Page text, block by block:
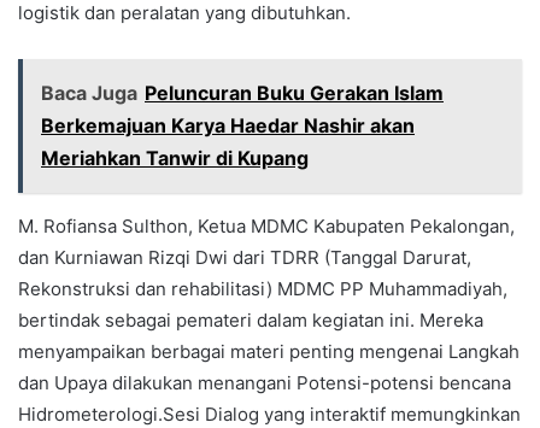
logistik dan peralatan yang dibutuhkan.
Baca Juga Peluncuran Buku Gerakan Islam
Berkemajuan Karya Haedar Nashir akan
Meriahkan Tanwir di Kupang
M. Rofiansa Sulthon, Ketua MDMC Kabupaten Pekalongan,
dan Kurniawan Rizqi Dwi dari TDRR (Tanggal Darurat,
Rekonstruksi dan rehabilitasi) MDMC PP Muhammadiyah,
bertindak sebagai pemateri dalam kegiatan ini. Mereka
menyampaikan berbagai materi penting mengenai Langkah
dan Upaya dilakukan menangani Potensi-potensi bencana
Hidrometerologi.Sesi Dialog yang interaktif memungkinkan